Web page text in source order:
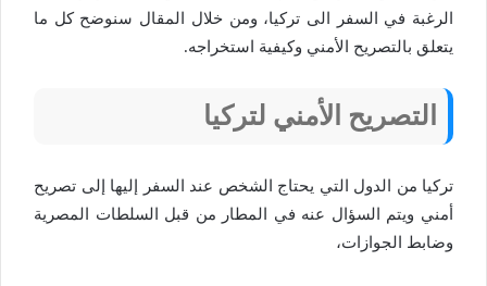
الرغبة في السفر الى تركيا، ومن خلال المقال سنوضح كل ما
يتعلق بالتصريح الأمني وكيفية استخراجه.
التصريح الأمني لتركيا
تركيا من الدول التي يحتاج الشخص عند السفر إليها إلى تصريح
أمني ويتم السؤال عنه في المطار من قبل السلطات المصرية
وضابط الجوازات،